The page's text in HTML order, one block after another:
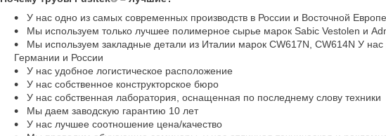
У нас одно из самых современных производств в России и Восточной Европе
Мы используем только лучшее полимерное сырье марок Sabic Vestolen и
Мы используем закладные детали из Италии марок CW617N, CW614N У нас
Германии и России
У нас удобное логистическое расположение
У нас собственное конструкторское бюро
У нас собственная лаборатория, оснащенная по последнему слову техники
Мы даем заводскую гарантию 10 лет
У нас лучшее соотношение цена/качество